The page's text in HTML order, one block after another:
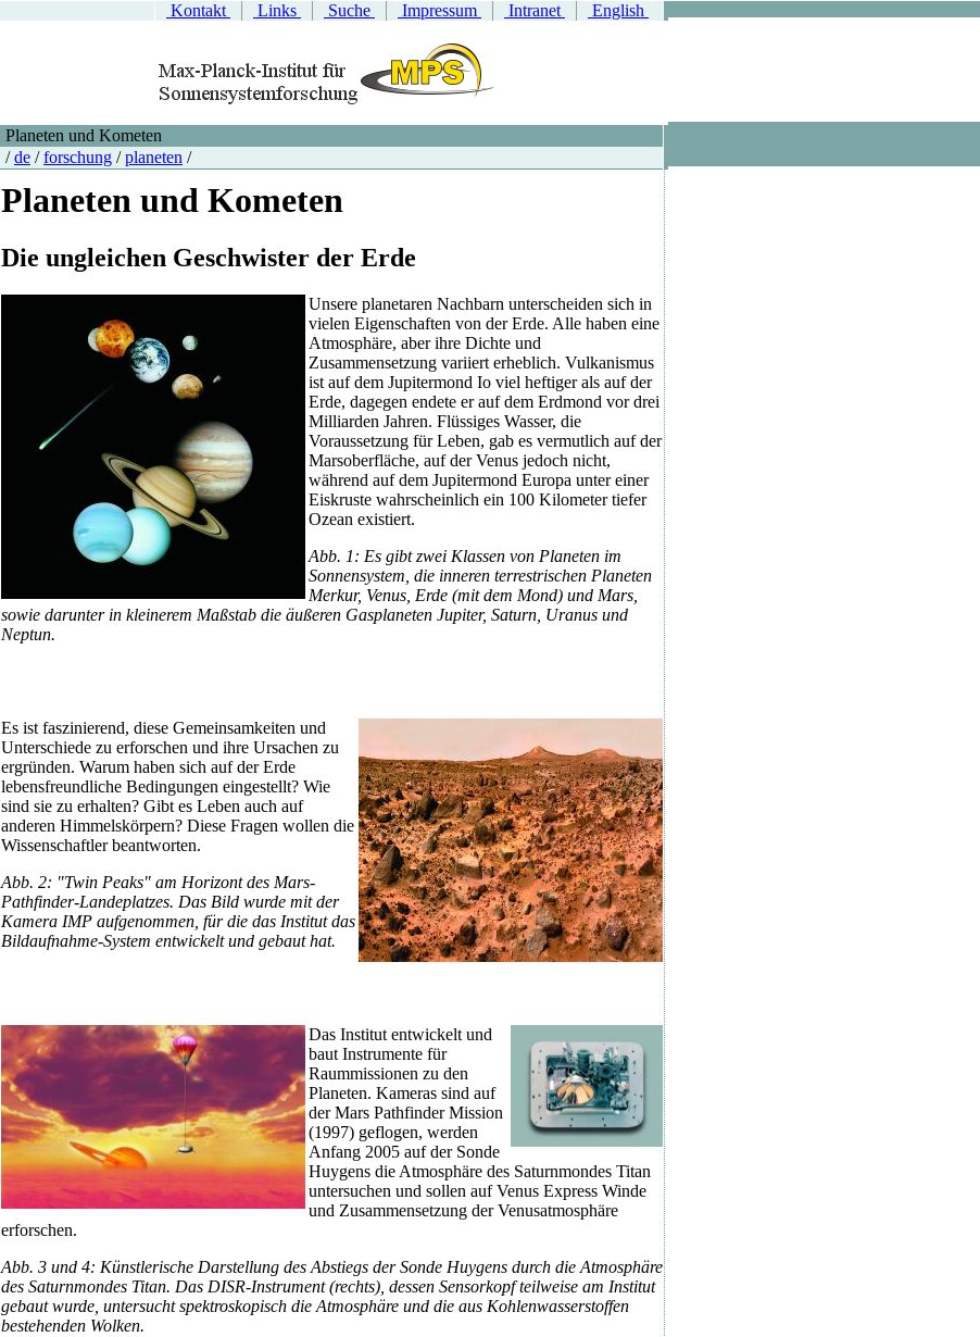
Kontakt Links Suche Impressum Intranet English
Planeten und Kometen
/de /forschung /planeten /
Planeten und Kometen
Die ungleichen Geschwister der Erde
Unsere planetaren Nachbarn unterscheiden sich in
vielen Eigenschaften von der Erde. Alle haben eine
Atmosphäre, aber ihre Dichte und
Zusammensetzung variiert erheblich. Vulkanismus
ist auf dem Jupitermond Io viel heftiger als auf der
Erde, dagegen endete er auf dem Erdmond vor drei
Milliarden Jahren. Flüssiges Wasser, die
Voraussetzung für Leben, gab es vermutlich auf der
Marsoberfläche, auf der Venus jedoch nicht,
während auf dem Jupitermond Europa unter einer
Eiskruste wahrscheinlich ein 100 Kilometer tiefer
Ozean existiert.
Abb. 1: Es gibt zwei Klassen von Planeten im
Sonnensystem, die inneren terrestrischen Planeten
Merkur, Venus, Erde (mit dem Mond) und Mars,
sowie darunter in kleinerem Maßstab die äußeren Gasplaneten Jupiter, Saturn, Uranus und
Neptun.
Es ist faszinierend, diese Gemeinsamkeiten und
Unterschiede zu erforschen und ihre Ursachen zu
ergründen. Warum haben sich auf der Erde
lebensfreundliche Bedingungen eingestellt? Wie
sind sie zu erhalten? Gibt es Leben auch auf
anderen Himmelskörpern? Diese Fragen wollen die
Wissenschaftler beantworten.
Abb. 2: "Twin Peaks" am Horizont des Mars-
Pathfinder-Landeplatzes. Das Bild wurde mit der
Kamera IMP aufgenommen, für die das Institut das
Bildaufnahme-System entwickelt und gebaut hat.
Das Institut entwickelt und
baut Instrumente für
Raummissionen zu den
Planeten. Kameras sind auf
der Mars Pathfinder Mission
(1997) geflogen, werden
Anfang 2005 auf der Sonde
Huygens die Atmosphäre des Saturnmondes Titan
untersuchen und sollen auf Venus Express Winde
und Zusammensetzung der Venusatmosphäre
erforschen.
Abb. 3 und 4: Künstlerische Darstellung des Abstiegs der Sonde Huygens durch die Atmosphäre
des Saturnmondes Titan. Das DISR-Instrument (rechts), dessen Sensorkopf teilweise am Institut
gebaut wurde, untersucht spektroskopisch die Atmosphäre und die aus Kohlenwasserstoffen
bestehenden Wolken.